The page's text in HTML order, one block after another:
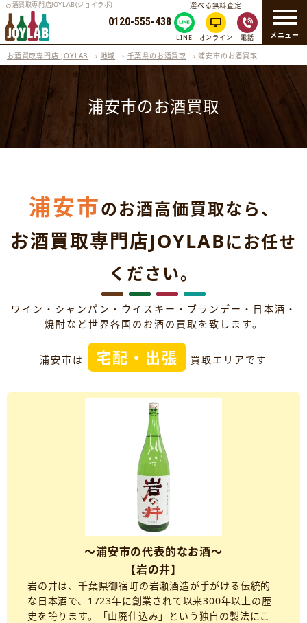
メニュー
お酒買取専門店JOYLAB(ジョイラボ)
0120-555-438
選べる無料査定
LINE オンライン 電話
お酒買取専門店 JOYLAB › 地域 › 千葉県のお酒買取 ›浦安市のお酒買取
浦安市のお酒買取
浦安市のお酒高価買取なら、
お酒買取専門店JOYLABにお任せ
ください。
ワイン・シャンパン・ウイスキー・ブランデー・日本酒・
焼酎など世界各国のお酒の買取を致します。
浦安市は 宅配・出張 買取エリアです
～浦安市の代表的なお酒～
【岩の井】
岩の井は、千葉県御宿町の岩瀬酒造が手がける伝統的
な日本酒で、1723年に創業されて以来300年以上の歴
史を誇ります。「山廃仕込み」という独自の製法にこ